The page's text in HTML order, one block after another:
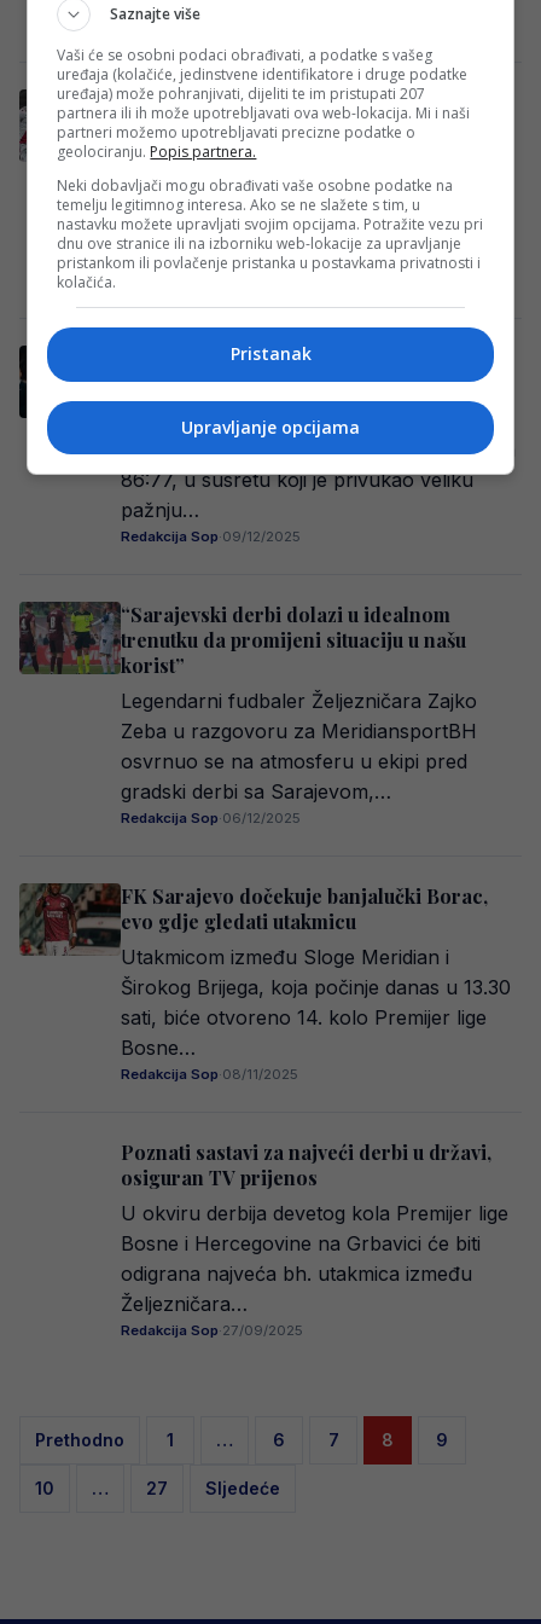
Redakcija Sop
Određen novi termin Superkupa BiH:
Zrinjski i Sarajevo igraju za trofej
Izvršni odbor Nogometnog saveza BiH
donio je zvaničnu odluku o pomjeranju
termina odigravanja Superkupa BiH, u
kojem će se za…
Trener Zvezde nakon aplauza u Zetri dao
izjavu koja odzvanja regionom
Košarkaši Crvene zvezde slavili su večeras
u sarajevskoj Zetri protiv Bosne rezultatom
86:77, u susretu koji je privukao veliku
pažnju…
Redakcija Sop·09/12/2025
“Sarajevski derbi dolazi u idealnom
trenutku da promijeni situaciju u našu
korist”
Legendarni fudbaler Željezničara Zajko
Zeba u razgovoru za MeridiansportBH
osvrnuo se na atmosferu u ekipi pred
gradski derbi sa Sarajevom,…
Redakcija Sop·06/12/2025
FK Sarajevo dočekuje banjalučki Borac,
evo gdje gledati utakmicu
Utakmicom između Sloge Meridian i
Širokog Brijega, koja počinje danas u 13.30
sati, biće otvoreno 14. kolo Premijer lige
Bosne…
Redakcija Sop·08/11/2025
Poznati sastavi za najveći derbi u državi,
osiguran TV prijenos
U okviru derbija devetog kola Premijer lige
Bosne i Hercegovine na Grbavici će biti
odigrana najveća bh. utakmica između
Željezničara…
Redakcija Sop·27/09/2025
Posts
pagination
Prethodno 1 … 6 7 8 9
10 … 27 Sljedeće
Saznajte više
Vaši će se osobni podaci obrađivati, a podatke s vašeg
uređaja (kolačiće, jedinstvene identifikatore i druge podatke
uređaja) može pohranjivati, dijeliti te im pristupati 207
partnera ili ih može upotrebljavati ova web-lokacija. Mi i naši
partneri možemo upotrebljavati precizne podatke o
geolociranju. Popis partnera.
Neki dobavljači mogu obrađivati vaše osobne podatke na
temelju legitimnog interesa. Ako se ne slažete s tim, u
nastavku možete upravljati svojim opcijama. Potražite vezu pri
dnu ove stranice ili na izborniku web-lokacije za upravljanje
pristankom ili povlačenje pristanka u postavkama privatnosti i
kolačića.
Pristanak
Upravljanje opcijama